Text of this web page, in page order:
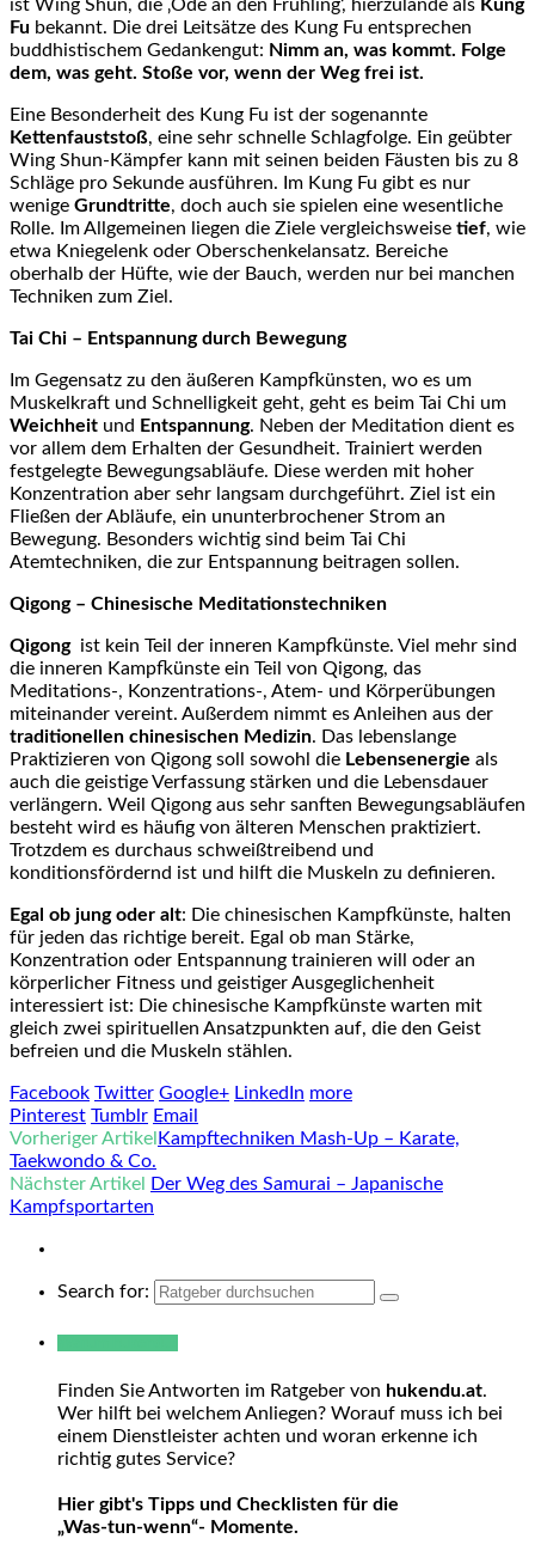
ist Wing Shun, die ‚Ode an den Frühling‘, hierzulande als Kung
Fu bekannt. Die drei Leitsätze des Kung Fu entsprechen
buddhistischem Gedankengut: Nimm an, was kommt. Folge
dem, was geht. Stoße vor, wenn der Weg frei ist.
Eine Besonderheit des Kung Fu ist der sogenannte
Kettenfauststoß, eine sehr schnelle Schlagfolge. Ein geübter
Wing Shun-Kämpfer kann mit seinen beiden Fäusten bis zu 8
Schläge pro Sekunde ausführen. Im Kung Fu gibt es nur
wenige Grundtritte, doch auch sie spielen eine wesentliche
Rolle. Im Allgemeinen liegen die Ziele vergleichsweise tief, wie
etwa Kniegelenk oder Oberschenkelansatz. Bereiche
oberhalb der Hüfte, wie der Bauch, werden nur bei manchen
Techniken zum Ziel.
Tai Chi – Entspannung durch Bewegung
Im Gegensatz zu den äußeren Kampfkünsten, wo es um
Muskelkraft und Schnelligkeit geht, geht es beim Tai Chi um
Weichheit und Entspannung. Neben der Meditation dient es
vor allem dem Erhalten der Gesundheit. Trainiert werden
festgelegte Bewegungsabläufe. Diese werden mit hoher
Konzentration aber sehr langsam durchgeführt. Ziel ist ein
Fließen der Abläufe, ein ununterbrochener Strom an
Bewegung. Besonders wichtig sind beim Tai Chi
Atemtechniken, die zur Entspannung beitragen sollen.
Qigong – Chinesische Meditationstechniken
Qigongist kein Teil der inneren Kampfkünste. Viel mehr sind
die inneren Kampfkünste ein Teil von Qigong, das
Meditations-, Konzentrations-, Atem- und Körperübungen
miteinander vereint. Außerdem nimmt es Anleihen aus der
traditionellen chinesischen Medizin. Das lebenslange
Praktizieren von Qigong soll sowohl die Lebensenergie als
auch die geistige Verfassung stärken und die Lebensdauer
verlängern. Weil Qigong aus sehr sanften Bewegungsabläufen
besteht wird es häufig von älteren Menschen praktiziert.
Trotzdem es durchaus schweißtreibend und
konditionsfördernd ist und hilft die Muskeln zu definieren.
Egal ob jung oder alt: Die chinesischen Kampfkünste, halten
für jeden das richtige bereit. Egal ob man Stärke,
Konzentration oder Entspannung trainieren will oder an
körperlicher Fitness und geistiger Ausgeglichenheit
interessiert ist: Die chinesische Kampfkünste warten mit
gleich zwei spirituellen Ansatzpunkten auf, die den Geist
befreien und die Muskeln stählen.
Facebook Twitter Google+ LinkedIn more
Pinterest Tumblr Email
Vorheriger Artikel Kampftechniken Mash-Up – Karate,
Taekwondo & Co.
Nächster Artikel
Der Weg des Samurai – Japanische
Kampfsportarten
Search for:
Finden Sie Antworten im Ratgeber von hukendu.at.
Wer hilft bei welchem Anliegen? Worauf muss ich bei
einem Dienstleister achten und woran erkenne ich
richtig gutes Service?
Hier gibt's Tipps und Checklisten für die
„Was-tun-wenn“- Momente.